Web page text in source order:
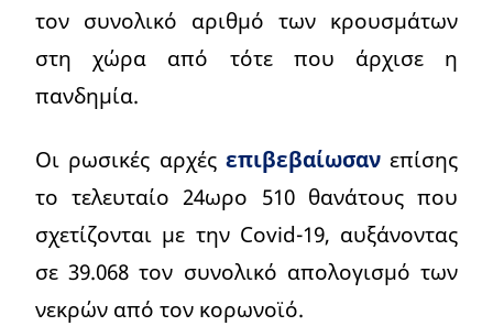
τον συνολικό αριθμό των κρουσμάτων
στη χώρα από τότε που άρχισε η
πανδημία.
Οι ρωσικές αρχές επιβεβαίωσαν επίσης
το τελευταίο 24ωρο 510 θανάτους που
σχετίζονται με την Covid-19, αυξάνοντας
σε 39.068 τον συνολικό απολογισμό των
νεκρών από τον κορωνοϊό.